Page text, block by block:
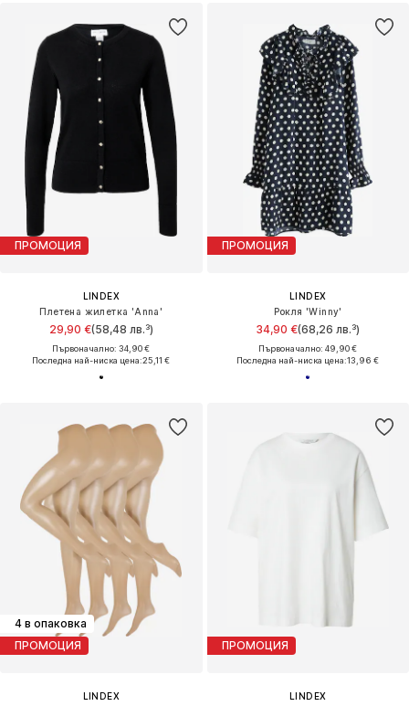
ПРОМОЦИЯ
LINDEX
Плетена жилетка 'Anna'
29,90 €(58,48 лв.³)
Първоначално: 34,90 €
Последна най-ниска цена:25,11 €
ПРОМОЦИЯ
LINDEX
Рокля 'Winny'
34,90 €(68,26 лв.³)
Първоначално: 49,90 €
Последна най-ниска цена:13,96 €
4 в опаковка
ПРОМОЦИЯ
LINDEX
ПРОМОЦИЯ
LINDEX